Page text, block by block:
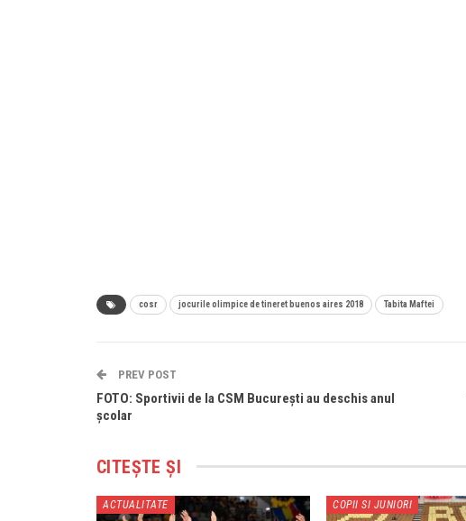
cosr jocurile olimpice de tineret buenos aires 2018 Tabita Maftei
PREV POST
FOTO: Sportivii de la CSM București au deschis anul
școlar
CITEȘTE ȘI
ACTUALITATE COPII SI JUNIORI